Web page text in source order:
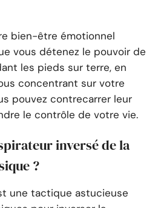
bien-être émotionnel
vous détenez le pouvoir de
les pieds sur terre, en
concentrant sur votre
pouvez contrecarrer leur
le contrôle de votre vie.
inversé de la
?
une tactique astucieuse